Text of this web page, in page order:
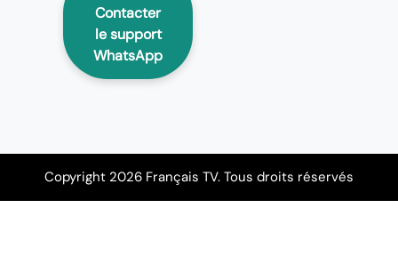
Contacter
le support
WhatsApp
Copyright 2026 Français TV. Tous droits réservés